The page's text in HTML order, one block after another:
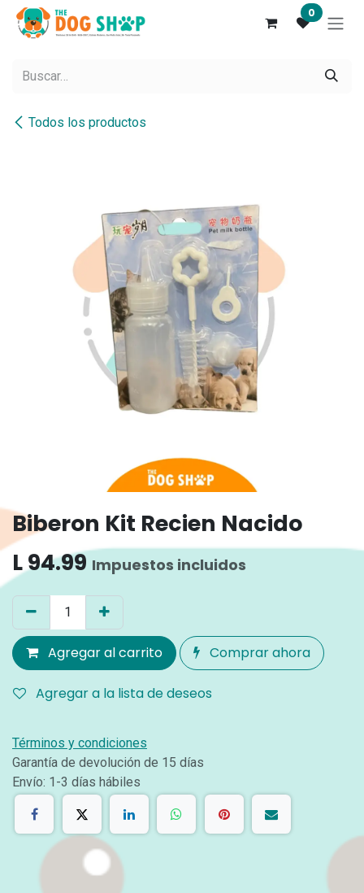
Ir al contenido 0
Todos los productos
Biberon Kit Recien Nacido
L94.99 Impuestos incluidos
Agregar al carrito Comprar ahora
Agregar a la lista de deseos
Términos y condiciones
Garantía de devolución de 15 días
Envío: 1-3 días hábiles